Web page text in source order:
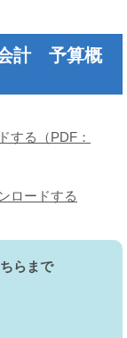
計 予算概
する（PDF：
ロードする
らまで